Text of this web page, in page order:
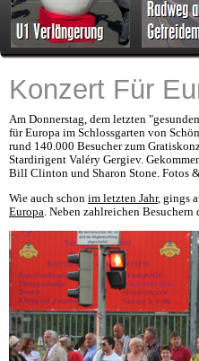
Konzert Für
Am Donnerstag, dem letzten
für Europa im Schlossgarten von
rund 140.000 Besucher zum
Stardirigent Valéry Gergiev.
Bill Clinton und Sharon Stone. Fotos
Wie auch schon im letzten Jahr, gings
Europa. Neben zahlreichen